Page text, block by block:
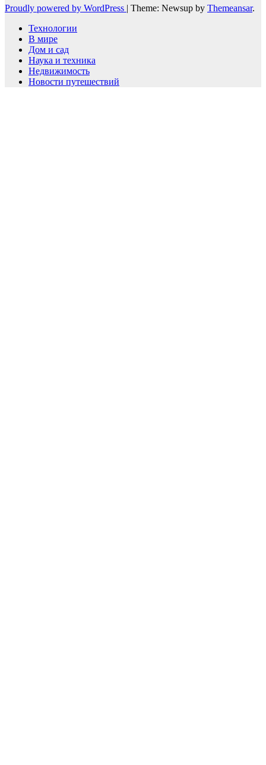
Proudly powered by WordPress
Theme: Newsup by Themeansar.
Технологии
В мире
Дом и сад
Наука и техника
Недвижимость
Новости путешествий